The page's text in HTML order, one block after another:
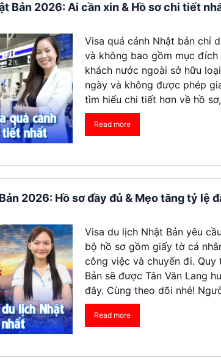
Bản 2026: Ai cần xin & Hồ sơ chi tiết
Visa quá cảnh Nhật bản chỉ
và không bao gồm mục
khách nước ngoài sở hữu
ngày và không được phép
tìm hiểu chi tiết hơn về hồ
Read more
2026: Hồ sơ đầy đủ & Mẹo tăng tỷ lệ
Visa du lịch Nhật Bản yêu
bộ hồ sơ gồm giấy tờ cá
công việc và chuyến đi.
Bản sẽ được Tân Văn Lang
đây. Cùng theo dõi nhé!
Read more